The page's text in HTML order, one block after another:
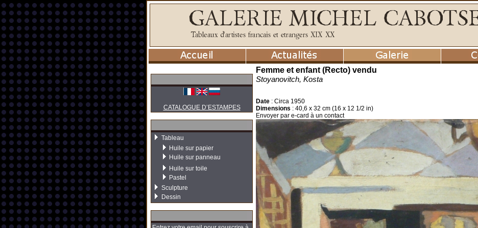
CATALOGUE D’ESTAMPES
Tableau
Huile sur papier
Huile sur panneau
Huile sur toile
Pastel
Sculpture
Dessin
Femme et enfant (Recto) vendu
Stoyanovitch, Kosta
Date : Circa 1950
Dimensions : 40,6 x 32 cm (16 x 12 1/2 in)
Envoyer par e-card à un contact